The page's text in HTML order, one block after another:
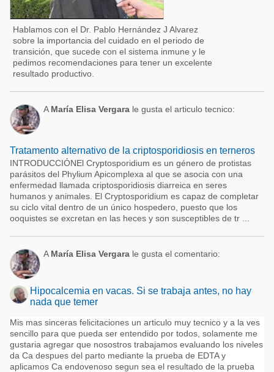
Hablamos con el Dr. Pablo Hernández J Alvarez
sobre la importancia del cuidado en el periodo de
transición, que sucede con el sistema inmune y le
pedimos recomendaciones para tener un excelente
resultado productivo.
A María Elisa Vergara le gusta el articulo tecnico:
Tratamento alternativo de la criptosporidiosis en terneros
INTRODUCCIÓNEl Cryptosporidium es un género de protistas
parásitos del Phylium Apicomplexa al que se asocia con una
enfermedad llamada criptosporidiosis diarreica en seres
humanos y animales. El Cryptosporidium es capaz de completar
su ciclo vital dentro de un único hospedero, puesto que los
ooquistes se excretan en las heces y son susceptibles de tr ...
A María Elisa Vergara le gusta el comentario:
Hipocalcemia en vacas. Si se trabaja antes, no hay
nada que temer
Mis mas sinceras felicitaciones un articulo muy tecnico y a la ves
sencillo para que pueda ser entendido por todos, solamente me
gustaria agregar que nosostros trabajamos evaluando los niveles
da Ca despues del parto mediante la prueba de EDTA y
aplicamos Ca endovenoso segun sea el resultado de la prueba